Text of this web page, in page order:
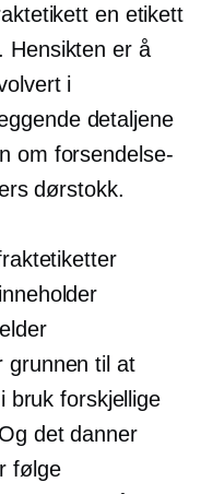
en etikett
Hensikten er å
i
detaljene
om forsendelse-
dørstokk.
grunnen til at
bruk forskjellige
det danner
følge